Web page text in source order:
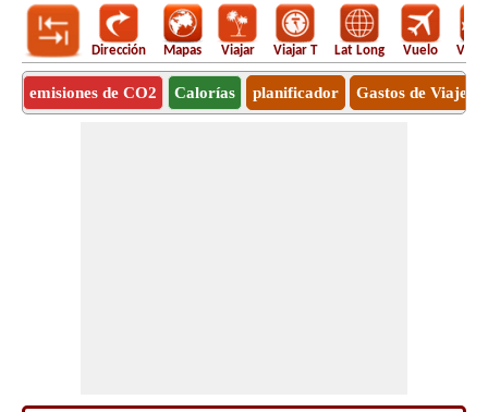
Dirección Mapas Viajar Viajar T Lat Long Vuelo
emisiones de CO2 Calorías planificador Gastos de Viaje